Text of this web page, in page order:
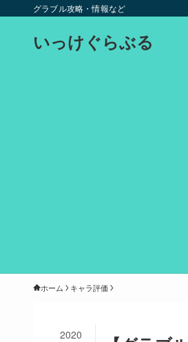
グラブル攻略・情報など
いっけぐらぶる
ホーム キャラ評価
2020